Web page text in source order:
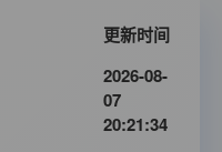
更新时间
2026-08-
07
20:21:34